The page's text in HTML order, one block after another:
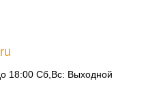
18:00 Сб,Вс: Выходной